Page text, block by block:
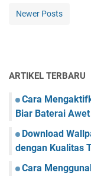
Newer Posts
ARTIKEL TERBARU
Cara
Biar Baterai
Download
dengan Kualitas
Cara